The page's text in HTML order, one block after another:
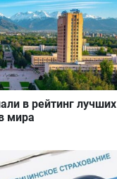
в рейтинг лучших
мира